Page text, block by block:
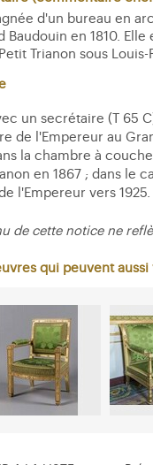
d'un bureau en
Baudouin en 1810.
Trianon sous Louis-
un secrétaire (T 65
de l'Empereur au
la chambre à
en 1867 ; dans le
l'Empereur vers 1925.
de cette notice ne
qui peuvent aussi